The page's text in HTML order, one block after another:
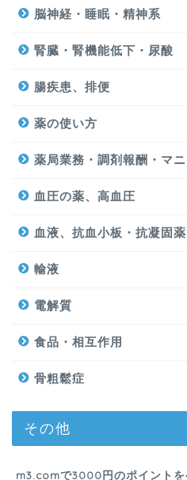
脳神経・睡眠・精神系
腎臓・腎機能低下・尿酸
腸疾患、排便
薬の使い方
薬局業務・調剤報酬・マ
血圧の薬、高血圧
血液、抗血小板・抗凝固薬
輸液
電解質
食品・相互作用
骨粗鬆症
その他
m3.comで3000円のポイントを